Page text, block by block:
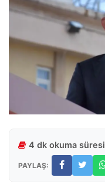
4 dk okuma süresi
PAYLAŞ: